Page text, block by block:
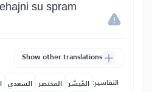
su spram
Show other translations
التفاسير: المُيسَّر المختصر السعدي